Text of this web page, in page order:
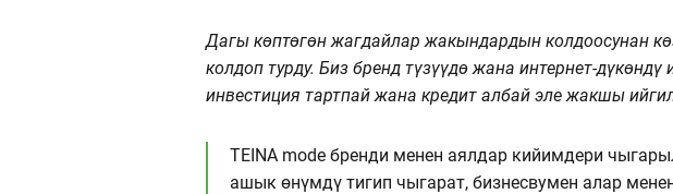
Дагы көптөгөн жагдайлар жакындардын колдоосунан
колдоп турду. Биз бренд түзүүдө жана интернет-дүкөндү
инвестиция тартпай жана кредит албай эле жакшы
TEINA mode бренди менен аялдар кийимдери
ашык өнүмдү тигип чыгарат, бизнесвумен алар